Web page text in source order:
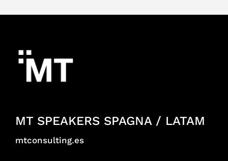
MT SPEAKERS SPAGNA / LATAM
mtconsulting.es